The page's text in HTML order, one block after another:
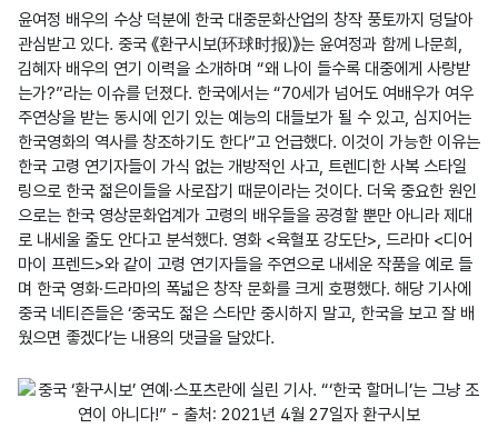
윤여정 배우의 수상 덕분에 한국 대중문화산업의 창작 풍토까지 덩달아
관심받고 있다. 중국 《환구시보(环球时报)》는 윤여정과 함께 나문희,
김혜자 배우의 연기 이력을 소개하며 “왜 나이 들수록 대중에게 사랑받
는가?”라는 이슈를 던졌다. 한국에서는 “70세가 넘어도 여배우가 여우
주연상을 받는 동시에 인기 있는 예능의 대들보가 될 수 있고, 심지어는
한국영화의 역사를 창조하기도 한다”고 언급했다. 이것이 가능한 이유는
한국 고령 연기자들이 가식 없는 개방적인 사고, 트렌디한 사복 스타일
링으로 한국 젊은이들을 사로잡기 때문이라는 것이다. 더욱 중요한 원인
으로는 한국 영상문화업계가 고령의 배우들을 공경할 뿐만 아니라 제대
로 내세울 줄도 안다고 분석했다. 영화 <육혈포 강도단>, 드라마 <디어
마이 프렌드>와 같이 고령 연기자들을 주연으로 내세운 작품을 예로 들
며 한국 영화·드라마의 폭넓은 창작 문화를 크게 호평했다. 해당 기사에
중국 네티즌들은 ‘중국도 젊은 스타만 중시하지 말고, 한국을 보고 잘 배